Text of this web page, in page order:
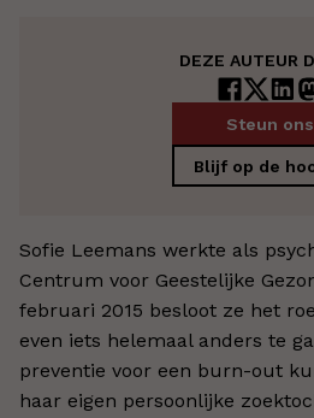
DEZE AUTEUR
Steun ons
Blijf op de
Sofie Leemans werkte als
Centrum voor Geestelijke
februari 2015 besloot ze het
even iets helemaal anders te
preventie voor een burn-out
haar eigen persoonlijke